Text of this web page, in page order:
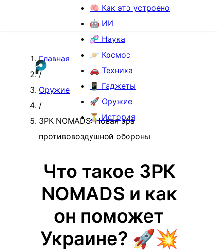
🧠 Как это устроено
🤖 ИИ
🧬 Наука
🪐 Космос
🚗 Техника
📱 Гаджеты
🚀 Оружие
⏳ История
Главная
/
Оружие
/
ЗРК NOMADS: Новая эра
противовоздушной обороны
Что такое ЗРК
NOMADS и как
он поможет
Украине? 🚀💥